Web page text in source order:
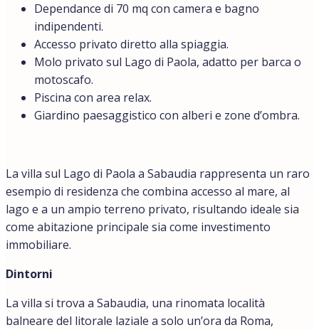
Dependance di 70 mq con camera e bagno
indipendenti.
Accesso privato diretto alla spiaggia.
Molo privato sul Lago di Paola, adatto per barca o
motoscafo.
Piscina con area relax.
Giardino paesaggistico con alberi e zone d’ombra.
La villa sul Lago di Paola a Sabaudia rappresenta un raro
esempio di residenza che combina accesso al mare, al
lago e a un ampio terreno privato, risultando ideale sia
come abitazione principale sia come investimento
immobiliare.
Dintorni
La villa si trova a Sabaudia, una rinomata località
balneare del litorale laziale a solo un’ora da Roma,